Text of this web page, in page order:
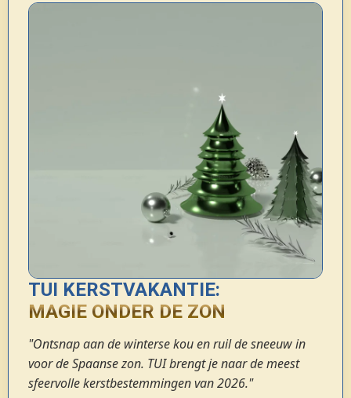
TUI KERSTVAKANTIE:
MAGIE ONDER DE ZON
"Ontsnap aan de winterse kou en ruil de sneeuw in
voor de Spaanse zon. TUI brengt je naar de meest
sfeervolle kerstbestemmingen van 2026."